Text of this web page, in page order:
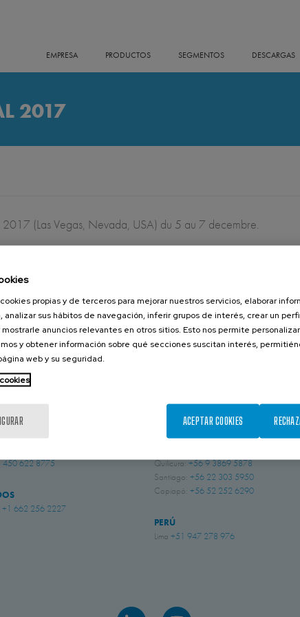
EMPRESA PRODUCTOS SEGMENTOS DESCARGAS
2017
(Las Vegas, Nevada, USA) du 5 au 7 decembre.
CONTACTA CON NOSOTROS
+44 (0) 1243 810240
+44 (0) 115 9324046
450 622 8775
+1 662 256 2227
Indaiatuba, São Paulo+55 (19) 3935
CHILE
Quilicura:+56 9 3869 5878
Santiago: +56 22 303 5950
Copiapó: +56 52 252 6290
PERÚ
Lima +51 947 278 976
propias y de terceros para mejorar nuestros servicios, elaborar
analizar sus hábitos de navegación, inferir grupos de interés, crear un
anuncios relevantes en otros sitios. Esto nos permite
y obtener información sobre qué secciones suscitan interés,
web y su seguridad.
ACEPTAR COOKIES